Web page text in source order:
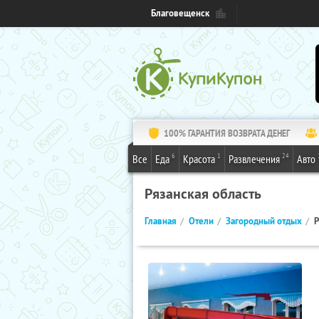
Благовещенск
100% ГАРАНТИЯ ВОЗВРАТА ДЕНЕГ
Все Еда 6 Красота 1 Развлечения 24 Авто
Рязанская область
Главная Отели Загородный отдых